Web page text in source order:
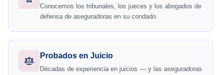
Conocemos los tribunales, los jueces y los abogados de
defensa de aseguradoras en su condado.
Probados en Juicio
Décadas de experiencia en juicios — y las aseguradoras